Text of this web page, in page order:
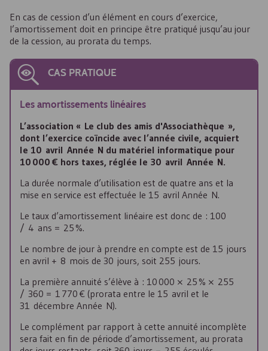
En cas de cession d’un élément en cours d’exercice,
l’amortissement doit en principe être pratiqué jusqu’au jour
de la cession, au prorata du temps.
CAS PRATIQUE
Les amortissements linéaires
L’association « Le club des amis d'Associathèque »,
dont l’exercice coïncide avec l’année civile, acquiert
le 10 avril Année N du matériel informatique pour
10 000 € hors taxes, réglée le 30 avril Année N.
La durée normale d’utilisation est de quatre ans et la
mise en service est effectuée le 15 avril Année N.
Le taux d’amortissement linéaire est donc de : 100
/ 4 ans = 25 %.
Le nombre de jour à prendre en compte est de 15 jours
en avril + 8 mois de 30 jours, soit 255 jours.
La première annuité s’élève à : 10 000 × 25 % × 255
/ 360 = 1 770 € (prorata entre le 15 avril et le
31 décembre Année N).
Le complément par rapport à cette annuité incomplète
sera fait en fin de période d’amortissement, au prorata